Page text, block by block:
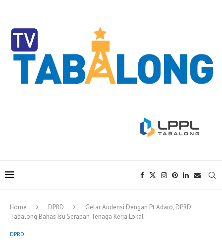
Home DPRD
Gelar Audensi Dengan Pt Adaro, DPRD
Tabalong Bahas Isu Serapan Tenaga Kerja Lokal
DPRD